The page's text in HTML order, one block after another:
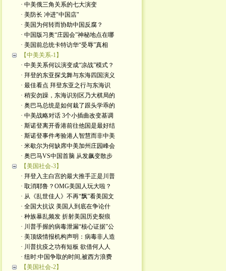
· 中美俄三角关系的七大演变
· 美防长 冲进"中国店"
· 美国为何转而协助中国反腐？
· 中国版习奥“庄园会”神秘地点在哪
· 美国前总统卡特访华“受辱”真相
【中美关系-1】
· 中美关系何以演变成“凉战”模式？
· 拜登的东亚探戈舞与东海四国演义
· 最佳看点 拜登东亚之行与东海识
· 稍安勿躁，东海识别区乃大棋局的
· 奥巴马总统是如何栽了跟头学乖的
· 中美战略对话 3个小插曲改变基调
· 斯诺登离开香港前往他国是最好结
· 斯诺登事件考验港人智慧而非中美
· 米歇尔为何缺席中美加州庄园峰会
· 奥巴马VS中国首脑 从发飙变散步
【美国社会-3】
· 拜登入主白宫的最大推手正是川普
· 取消耶鲁？OMG美国人玩大啦？
· 从《乱世佳人》不再“飘”看美国文
· 全国大抗议 美国人到底在争论什
· 种族暴乱频发 折射美国历史裂痕
· 川普手握的病毒泄漏“核心证据”公
· 美顶级情报机构声明：病毒非人造
· 川普抗疫之功有短板 欲借何人人
· 纽时:中国争取的时间,被西方浪费
【美国社会-2】